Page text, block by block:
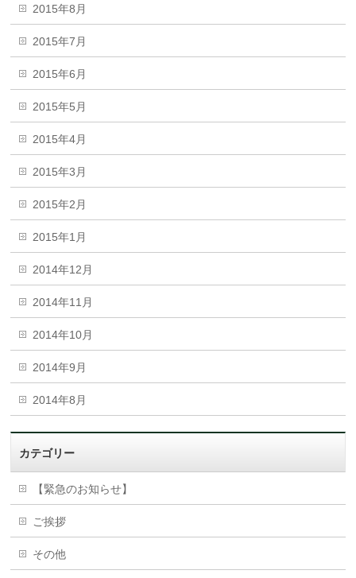
2015年8月
2015年7月
2015年6月
2015年5月
2015年4月
2015年3月
2015年2月
2015年1月
2014年12月
2014年11月
2014年10月
2014年9月
2014年8月
カテゴリー
【緊急のお知らせ】
ご挨拶
その他